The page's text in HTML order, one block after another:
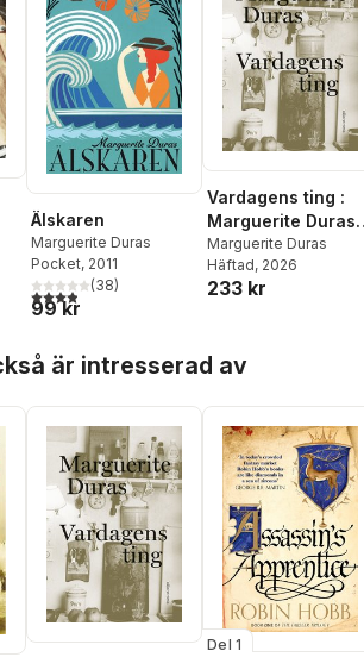
Älskaren
Marguerite Duras
Pocket, 2011
3,9utav 5 stjärnor. Totalt antal röster:
(38)
99 kr
Vardagens ting :
Marguerite Duras
talar med Jérôme
Beaujour
Marguerite Duras
Häftad, 2026
233 kr
är intresserad av
Del 1